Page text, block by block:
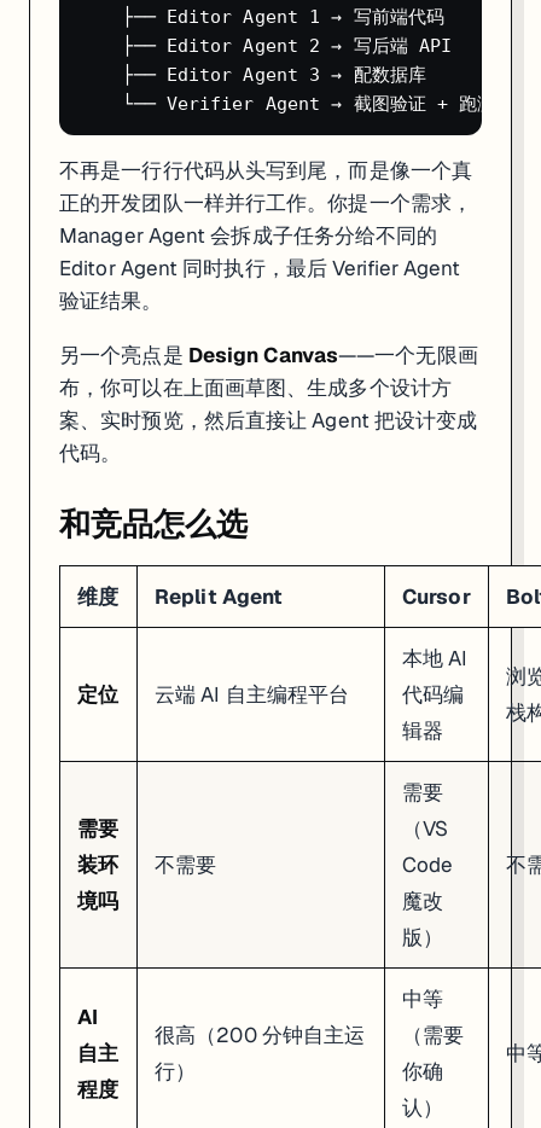
想快速验证产品想法的创业者（从 idea 到上线可以在几小时内完
正在学编程的学生（有学生折扣，$10/月）
想做内部工具但公司没有开发资源的运营/产品经理
想同时搞前端+后端+数据库但不想配环境的人
：
维护大型生产系统的专业团队（代码质量和可控性不够）
对隐私要求极高的项目（代码跑在 Replit 的云端）
需要复杂原生移动端开发的场景
    ├── Editor Agent 1 → 写前端代码
    ├── Editor Agent 2 → 写后端 API
    ├── Editor Agent 3 → 配数据库
不再是一行行代码从头写到尾，而是像一个真
正的开发团队一样并行工作。你提一个需求，
Manager Agent 会拆成子任务分给不同的
Editor Agent 同时执行，最后 Verifier Agent
验证结果。
另一个亮点是 Design Canvas——一个无限画
布，你可以在上面画草图、生成多个设计方
案、实时预览，然后直接让 Agent 把设计变成
代码。
和竞品怎么选
维度 Replit Agent Cursor
定位 云端 AI 自主编程平台
本地 AI
代码编
辑器
浏
栈
需要
装环
境吗
不需要
需要
（VS
Code
魔改
版）
不
AI
自主
程度
很高（200 分钟自主运
行）
中等
（需要
你确
认）
中